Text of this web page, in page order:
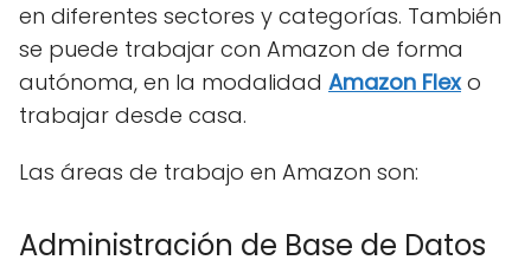
en diferentes sectores y categorías. También
se puede trabajar con Amazon de forma
autónoma, en la modalidad Amazon Flexo
trabajar desde casa.
Las áreas de trabajo en Amazon son:
Administración de Base de Datos